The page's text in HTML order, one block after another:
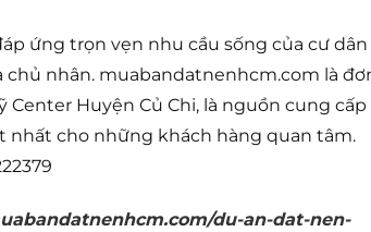
ứng trọn vẹn nhu cầu sống của cư dân
nhân. muabandatnenhcm.com là
Huyện Củ Chi, là nguồn cung cấp
nhất cho những khách hàng quan tâm.
du-an-dat-nen-